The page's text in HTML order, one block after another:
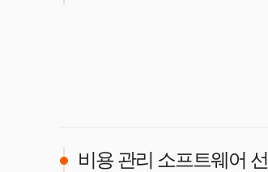
비용 관리 소프트웨어 선